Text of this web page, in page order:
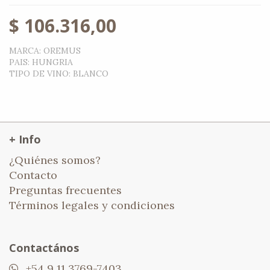
$ 106.316,00
MARCA: OREMUS
PAIS: HUNGRIA
TIPO DE VINO: BLANCO
+ Info
¿Quiénes somos?
Contacto
Preguntas frecuentes
Términos legales y condiciones
Contactános